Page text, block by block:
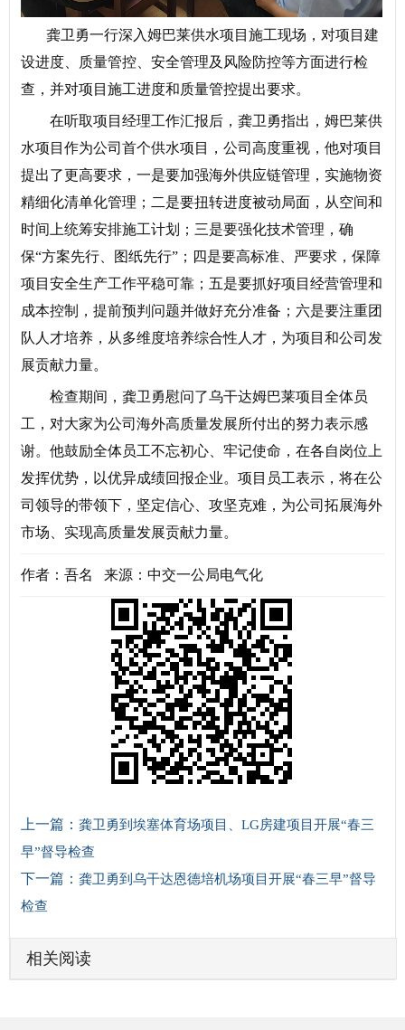
龚卫勇一行深入姆巴莱供水项目施工现场，对项目建
设进度、质量管控、安全管理及风险防控等方面进行检
查，并对项目施工进度和质量管控提出要求。
在听取项目经理工作汇报后，龚卫勇指出，姆巴莱供
水项目作为公司首个供水项目，公司高度重视，他对项目
提出了更高要求，一是要加强海外供应链管理，实施物资
精细化清单化管理；二是要扭转进度被动局面，从空间和
时间上统筹安排施工计划；三是要强化技术管理，确
保“方案先行、图纸先行”；四是要高标准、严要求，保障
项目安全生产工作平稳可靠；五是要抓好项目经营管理和
成本控制，提前预判问题并做好充分准备；六是要注重团
队人才培养，从多维度培养综合性人才，为项目和公司发
展贡献力量。
检查期间，龚卫勇慰问了乌干达姆巴莱项目全体员
工，对大家为公司海外高质量发展所付出的努力表示感
谢。他鼓励全体员工不忘初心、牢记使命，在各自岗位上
发挥优势，以优异成绩回报企业。项目员工表示，将在公
司领导的带领下，坚定信心、攻坚克难，为公司拓展海外
市场、实现高质量发展贡献力量。
作者：吾名 来源：中交一公局电气化
上一篇： 龚卫勇到埃塞体育场项目、LG房建项目开展“春三
早”督导检查
下一篇： 龚卫勇到乌干达恩德培机场项目开展“春三早”督导
检查
相关阅读